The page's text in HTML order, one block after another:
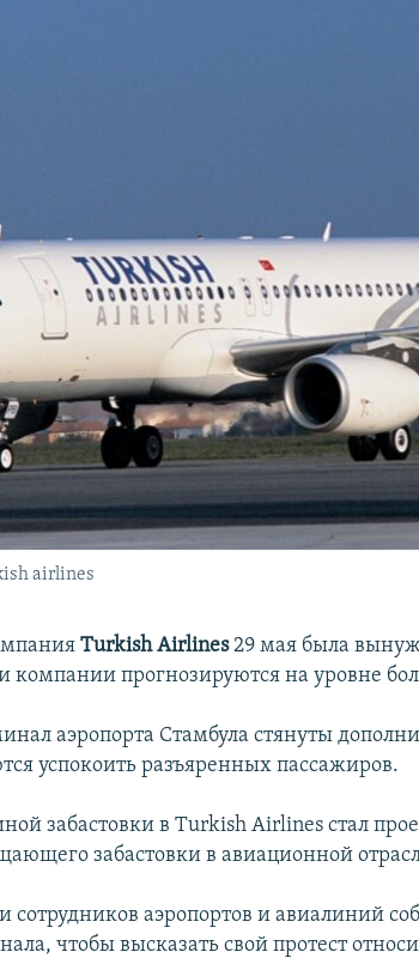
airlines
Turkish Airlines29 мая была
компании прогнозируются на уровне
аэропорта Стамбула стянуты
успокоить разъяренных пассажиров.
забастовки в Turkish Airlines стал
забастовки в авиационной
сотрудников аэропортов и авиалиний
чтобы высказать свой протест